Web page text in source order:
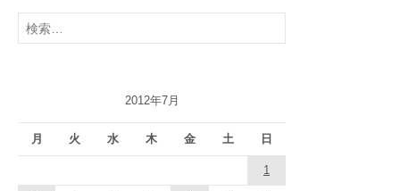
検
索:
2012年7月
月 火 水 木 金 土 日
1